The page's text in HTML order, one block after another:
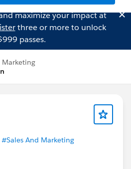
maximize your impact at
three or more to unlock
passes.
Marketing
#Sales And Marketing